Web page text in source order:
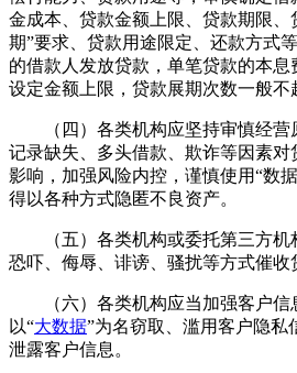
金成本、贷款金额上限、贷款期限、
期”要求、贷款用途限定、还款方式
的借款人发放贷款，单笔贷款的本息
设定金额上限，贷款展期次数一般不
（四）各类机构应坚持审慎经营
记录缺失、多头借款、欺诈等因素对
影响，加强风险内控，谨慎使用“数
得以各种方式隐匿不良资产。
（五）各类机构或委托第三方机
恐吓、侮辱、诽谤、骚扰等方式催收
（六）各类机构应当加强客户信
以“大数据”为名窃取、滥用客户隐私
泄露客户信息。